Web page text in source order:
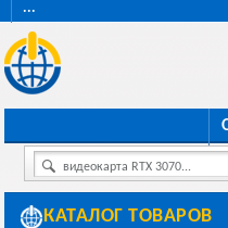
···
видеокарта RTX 3070...
КАТАЛОГ ТОВАРОВ